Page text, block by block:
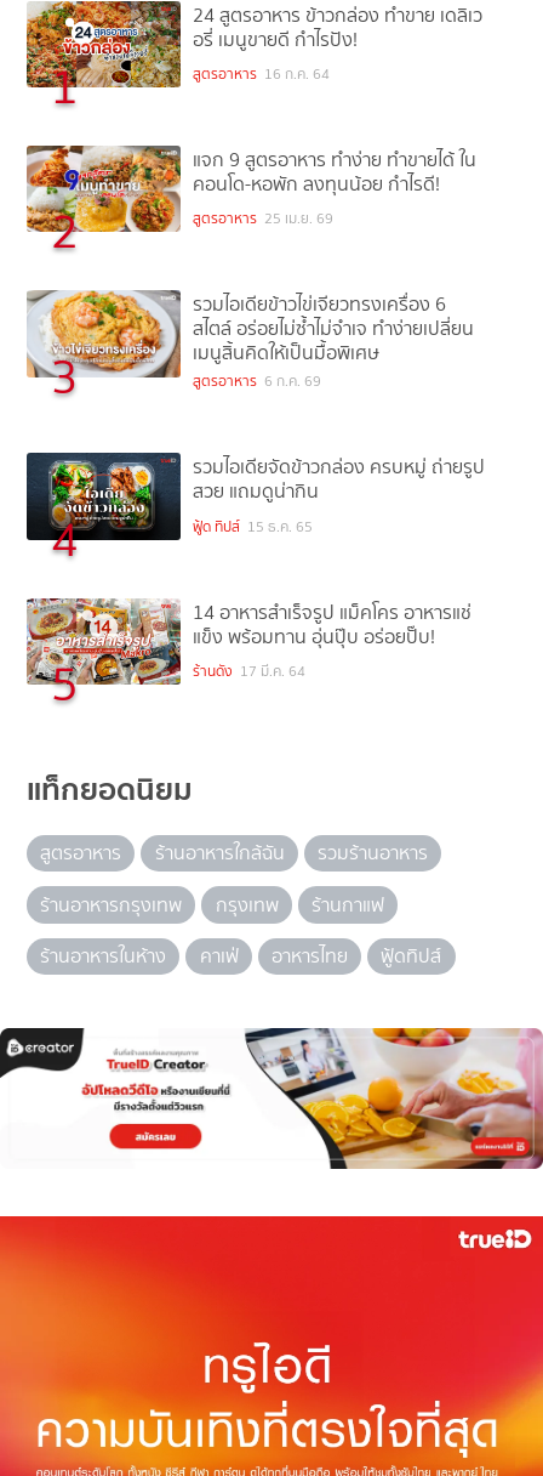
1
24 สูตรอาหาร ข้าวกล่อง ทำขาย เดลิเว
อรี่ เมนูขายดี กำไรปัง!
สูตรอาหาร 16 ก.ค. 64
2
แจก 9 สูตรอาหาร ทำง่าย ทำขายได้ ใน
คอนโด-หอพัก ลงทุนน้อย กำไรดี!
สูตรอาหาร 25 เม.ย. 69
3
รวมไอเดียข้าวไข่เจียวทรงเครื่อง 6
สไตล์ อร่อยไม่ซ้ำไม่จำเจ ทำง่ายเปลี่ยน
เมนูสิ้นคิดให้เป็นมื้อพิเศษ
สูตรอาหาร 6 ก.ค. 69
4
รวมไอเดียจัดข้าวกล่อง ครบหมู่ ถ่ายรูป
สวย แถมดูน่ากิน
ฟู้ด ทิปส์ 15 ธ.ค. 65
5
14 อาหารสำเร็จรูป แม็คโคร อาหารแช่
แข็ง พร้อมทาน อุ่นปุ๊บ อร่อยปั๊บ!
ร้านดัง 17 มี.ค. 64
แท็กยอดนิยม
สูตรอาหาร ร้านอาหารใกล้ฉัน
รวมร้านอาหาร
ร้านอาหารกรุงเทพ
กรุงเทพ
ร้านกาแฟ
ร้านอาหารในห้าง
คาเฟ่ อาหารไทย ฟู้ดทิปส์